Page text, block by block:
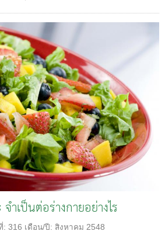
เป็นต่อร่างกายอย่างไร
: 316 เดือน/ปี: สิงหาคม 2548